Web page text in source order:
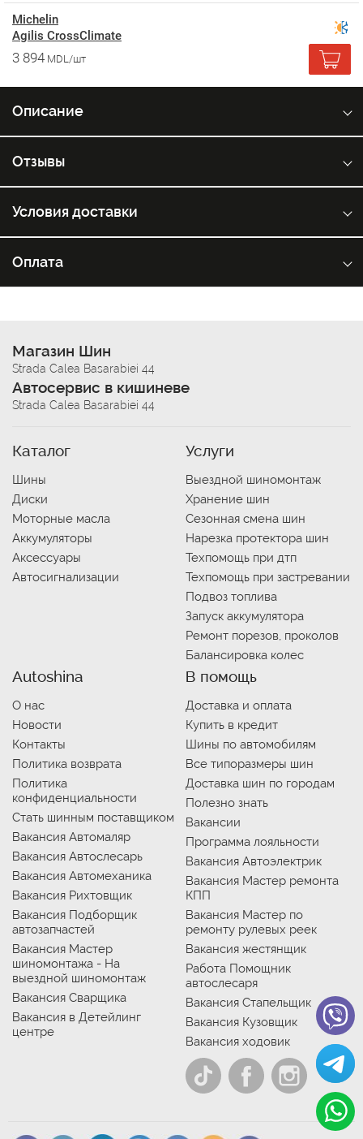
Michelin
Agilis CrossClimate
3 894 MDL/шт
Описание
Отзывы
Условия доставки
Оплата
Магазин Шин
Strada Calea Basarabiei 44
Автосервис в кишиневе
Strada Calea Basarabiei 44
Каталог
Шины
Диски
Моторные масла
Аккумуляторы
Аксессуары
Автосигнализации
Услуги
Выездной шиномонтаж
Хранение шин
Сезонная смена шин
Нарезка протектора шин
Техпомощь при дтп
Техпомощь при застревании
Подвоз топлива
Запуск аккумулятора
Ремонт порезов, проколов
Балансировка колес
Autoshina
О нас
Новости
Контакты
Политика возврата
Политика
конфиденциальности
Стать шинным поставщиком
Вакансия Автомаляр
Вакансия Автослесарь
Вакансия Автомеханика
Вакансия Рихтовщик
Вакансия Подборщик
автозапчастей
Вакансия Мастер
шиномонтажа - На
выездной шиномонтаж
Вакансия Сварщика
Вакансия в Детейлинг
центре
В помощь
Доставка и оплата
Купить в кредит
Шины по автомобилям
Все типоразмеры шин
Доставка шин по городам
Полезно знать
Вакансии
Программа лояльности
Вакансия Автоэлектрик
Вакансия Мастер ремонта
КПП
Вакансия Мастер по
ремонту рулевых реек
Вакансия жестянщик
Работа Помощник
автослесаря
Вакансия Стапельщик
Вакансия Кузовщик
Вакансия ходовик